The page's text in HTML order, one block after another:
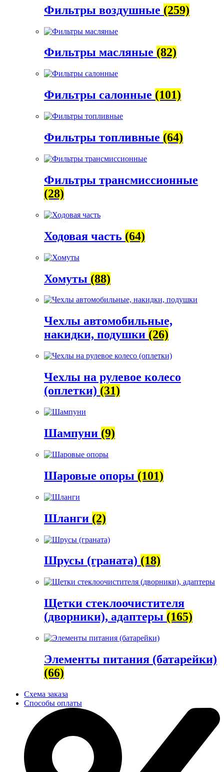
Фильтры воздушные (259)
Фильтры масляные (82)
Фильтры салонные (101)
Фильтры топливные (64)
Фильтры трансмиссионные
(28)
Ходовая часть (64)
Хомуты (88)
Чехлы автомобильные,
накидки, подушки (26)
Чехлы на рулевое колесо
(оплетки) (31)
Шампуни (9)
Шаровые опоры (101)
Шланги (2)
Шрусы (граната) (18)
Щетки стеклоочистителя
(дворники), адаптеры (165)
Элементы питания (батарейки)
(66)
Схема заказа
Способы оплаты